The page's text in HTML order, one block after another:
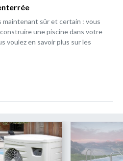
maintenant sûr et certain : vous
une piscine dans votre
voulez en savoir plus sur les